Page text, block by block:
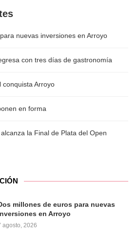
nuevas inversiones en Arroyo
con tres días de gastronomía
conquista Arroyo
en forma
la Final de Plata del Open
millones de euros para nuevas
en Arroyo
agosto, 2026